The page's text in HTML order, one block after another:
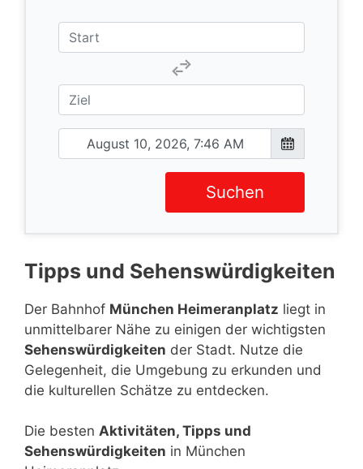
Suchen
Tipps und Sehenswürdigkeiten
Der Bahnhof München Heimeranplatz liegt in
unmittelbarer Nähe zu einigen der wichtigsten
Sehenswürdigkeiten der Stadt. Nutze die
Gelegenheit, die Umgebung zu erkunden und
die kulturellen Schätze zu entdecken.
Die besten Aktivitäten, Tipps und
Sehenswürdigkeiten in München